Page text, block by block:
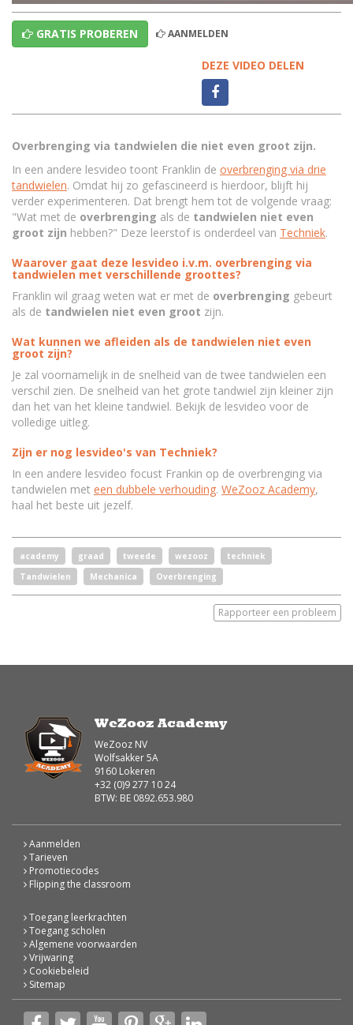
GRATIS PROBEREN AANMELDEN
DEZE VIDEO DELEN
Overbrenging via tandwielen die niet even groot zijn.
In een andere lesvideo toont Franklin de overbrenging via drie
tandwielen. Omdat hij zo gefascineerd is hierdoor, blijft hij
verder experimenteren. Dat brengt hem tot de volgende vraag:
"Wat met de overbrenging als de tandwielen niet even
groot zijn hebben?" Deze leerstof is onderdeel van Techniek.
Waarover gaat deze lesvideo i.v.m. overbrenging via
tandwielen met verschillende groottes?
Franklin wil graag weten wat er met de overbrenging gebeurt
als de tandwielen niet even groot zijn.
Wat kunnen we afleiden als de tandwielen niet even
groot zijn?
Je zal voornamelijk in de snelheid van de twee tandwielen een
verschil zien. De snelheid van het grote tandwiel zijn kleiner zijn
dan het van het kleine tandwiel. Bekijk de lesvideo voor de
volledige uitleg.
Zijn er nog lesvideo's van Techniek?
In een andere lesvideo focust Frankin op de overbrenging via
tandwielen met een dubbele verhouding. WeZooz Academy,
haal het beste uit jezelf.
academy graad tweede wezooz
techniek
Tandwielen
Mechanica Overbrenging
Rapporteer een probleem
WeZooz Academy
WeZooz NV
Wolfsakker 5A
9160 Lokeren
+32 (0)9 277 10 24
BTW: BE 0892.653.980
Aanmelden
Tarieven
Promotiecodes
Flipping the classroom
Toegang leerkrachten
Toegang scholen
Algemene voorwaarden
Vrijwaring
Cookiebeleid
Sitemap